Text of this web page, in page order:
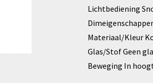
Lichtbediening
Materiaal/Kleur
Glas/Stof Geen
Beweging In